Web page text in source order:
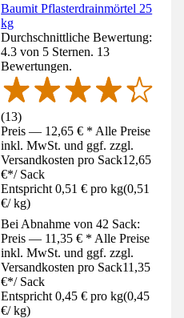
Baumit Pflasterdrainmörtel 25
kg
Durchschnittliche Bewertung:
4.3 von 5 Sternen. 13
Bewertungen.
(13)
Preis — 12,65 € * Alle Preise
inkl. MwSt. und ggf. zzgl.
Versandkosten pro Sack12,65
€*/ Sack
Entspricht 0,51 € pro kg(0,51
€/ kg)
Bei Abnahme von 42 Sack:
Preis — 11,35 € * Alle Preise
inkl. MwSt. und ggf. zzgl.
Versandkosten pro Sack11,35
€*/ Sack
Entspricht 0,45 € pro kg(0,45
€/ kg)